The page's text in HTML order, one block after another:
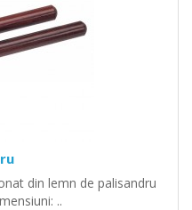
din lemn de palisandru
..